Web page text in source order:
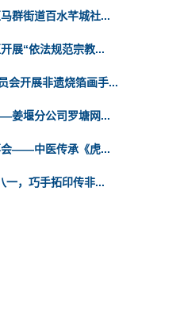
群街道百水芊城社...
展“依法规范宗教...
会开展非遗烧箔画手...
姜堰分公司罗塘网...
会——中医传承《虎...
一，巧手拓印传非...